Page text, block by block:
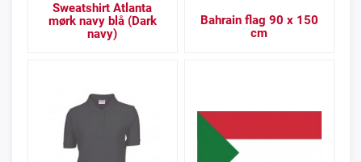
Sweatshirt Atlanta
mørk navy blå (Dark
navy)
Bahrain flag 90 x 150
cm